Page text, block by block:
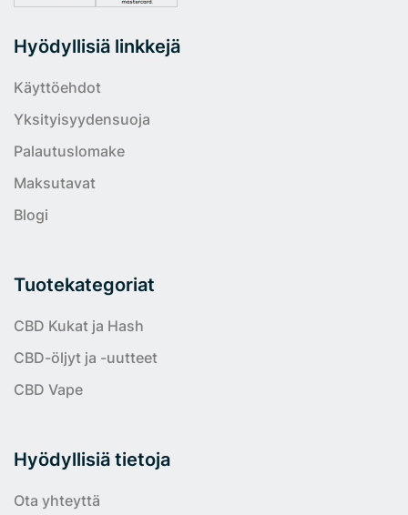
Hyödyllisiä linkkejä
Käyttöehdot
Yksityisyydensuoja
Palautuslomake
Maksutavat
Blogi
Tuotekategoriat
CBD Kukat ja Hash
CBD-öljyt ja -uutteet
CBD Vape
Hyödyllisiä tietoja
Ota yhteyttä